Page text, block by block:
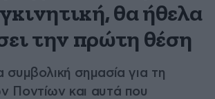
θα ήθελα
την πρώτη θέση
συμβολική σημασία για τη
Ποντίων και αυτά που